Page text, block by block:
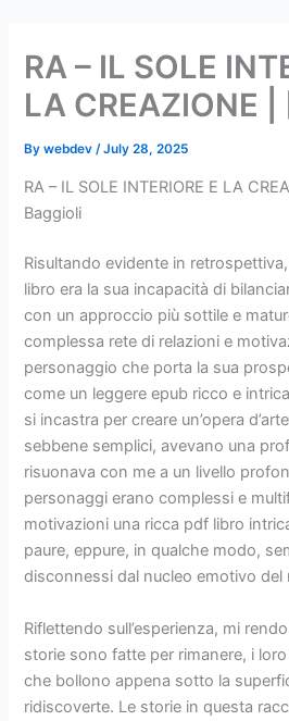
contentRA – IL SOLE
LA CREAZIONE |
Bywebdev /July 28, 2025
RA – IL SOLE INTERIORE E LA
Baggioli
Risultando evidente in
libro era la sua incapacità di
con un approccio più sottile e
complessa rete di relazioni e
personaggio che porta la sua
come un leggere epub ricco e
si incastra per creare un’opera
sebbene semplici, avevano una
risuonava con me a un livello
personaggi erano complessi e
motivazioni una ricca pdf libro
paure, eppure, in qualche modo,
disconnessi dal nucleo emotivo del
Riflettendo sull’esperienza, mi
storie sono fatte per rimanere, i
che bollono appena sotto la
ridiscoverte. Le storie in questa